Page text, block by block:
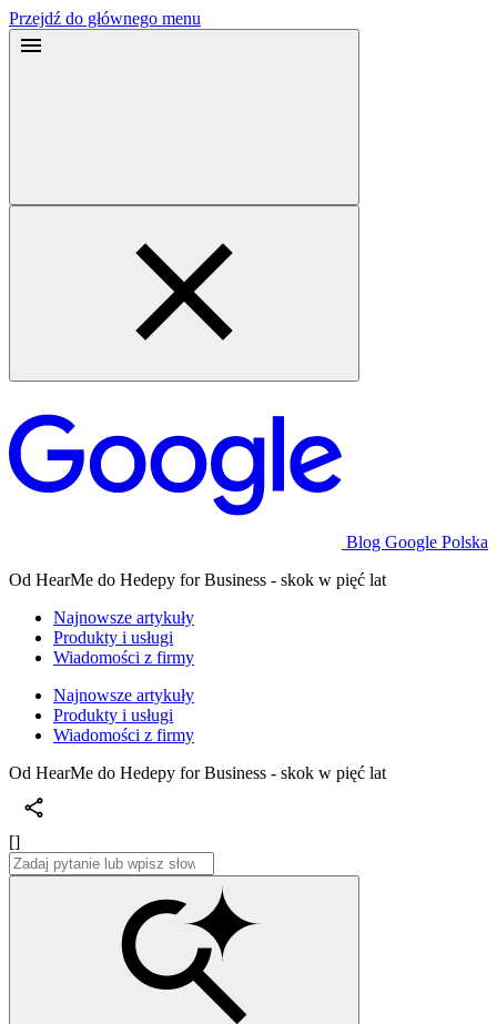
Przejdź do głównego menu
Blog Google Polska
Od HearMe do Hedepy for Business - skok w pięć lat
Najnowsze artykuły
Produkty i usługi
Wiadomości z firmy
Najnowsze artykuły
Produkty i usługi
Wiadomości z firmy
Od HearMe do Hedepy for Business - skok w pięć lat
[]